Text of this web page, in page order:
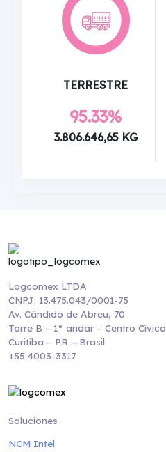
TERRESTRE
95.33%
3.806.646,65 KG
Logcomex LTDA
CNPJ: 13.475.043/0001-75
Av. Cândido de Abreu, 70
Torre B – 1° andar – Centro Cívico
Curitiba – PR – Brasil
+55 4003-3317
Soluciones
NCM Intel